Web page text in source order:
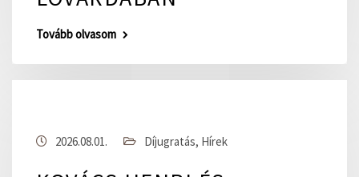
Tovább olvasom
2026.08.01. Díjugratás, Hírek